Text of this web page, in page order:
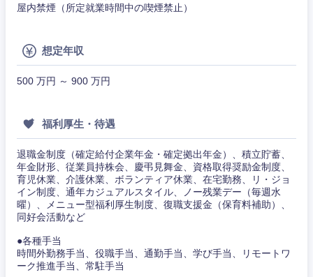
屋内禁煙（所定就業時間中の喫煙禁止）
想定年収
500 万円 ～ 900 万円
福利厚生・待遇
退職金制度（確定給付企業年金・確定拠出年金）、積立貯蓄、
年金財形、従業員持株会、慶弔見舞金、資格取得奨励金制度、
育児休業、介護休業、ボランティア休業、在宅勤務、リ・ジョ
イン制度、通年カジュアルスタイル、ノー残業デー（毎週水
曜）、メニュー型福利厚生制度、復職支援金（保育料補助）、
同好会活動など
●各種手当
時間外勤務手当、役職手当、通勤手当、学び手当、リモートワ
ーク推進手当、常駐手当